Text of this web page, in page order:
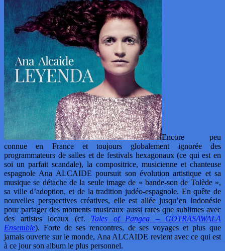
Encore peu
connue en France et toujours globalement ignorée des
programmateurs de salles et de festivals hexagonaux (ce qui est en
soi un parfait scandale), la compositrice, musicienne et chanteuse
espagnole Ana ALCAIDE poursuit son évolution artistique et sa
musique se détache de la seule image de « bande-son de Tolède »,
sa ville d’adoption, et de la tradition judéo-espagnole. En quête de
nouvelles perspectives créatives, elle est allée jusqu’en Indonésie
pour partager des moments musicaux aussi rares que sublimes avec
des artistes locaux (cf. Tales of Pangea – GOTRASAWALA
Ensemble). Forte de ses rencontres, de ses voyages et plus que
jamais ouverte sur le monde, Ana ALCAIDE revient avec ce qui est
à ce jour son album le plus personnel.